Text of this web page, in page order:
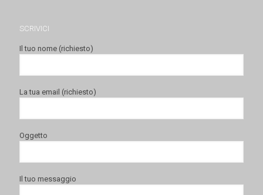
SCRIVICI
Il tuo nome (richiesto)
La tua email (richiesto)
Oggetto
Il tuo messaggio